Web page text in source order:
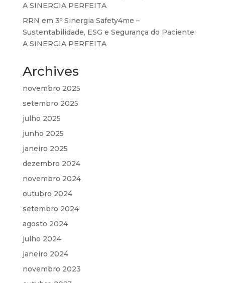
A SINERGIA PERFEITA
RRN em 3º Sinergia Safety4me –
Sustentabilidade, ESG e Segurança do Paciente:
A SINERGIA PERFEITA
Archives
novembro 2025
setembro 2025
julho 2025
junho 2025
janeiro 2025
dezembro 2024
novembro 2024
outubro 2024
setembro 2024
agosto 2024
julho 2024
janeiro 2024
novembro 2023